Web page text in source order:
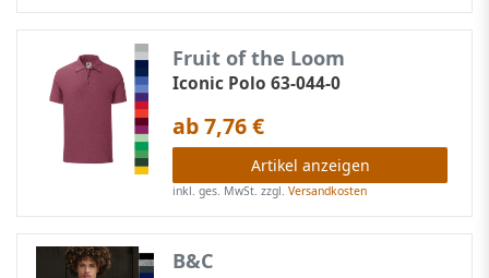
Fruit of the Loom
Iconic Polo 63-044-0
ab 7,76 €
Artikel anzeigen
inkl. ges. MwSt. zzgl.Versandkosten
B&C